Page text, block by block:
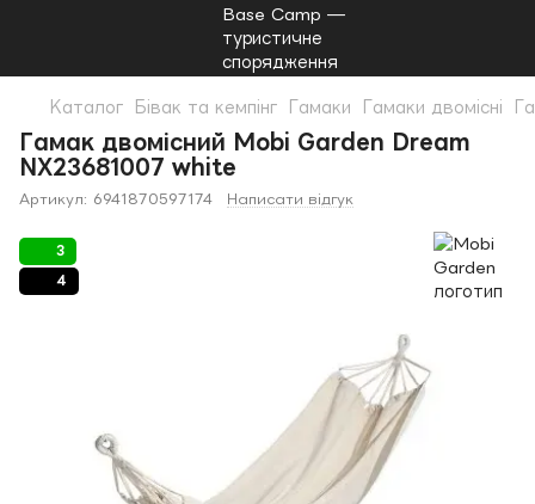
Каталог Бівак та кемпінг Гамаки Гамаки двомісні
Гамак двомісний Mobi Garden Dream
NX23681007 white
Артикул: 6941870597174 Написати відгук
3
4